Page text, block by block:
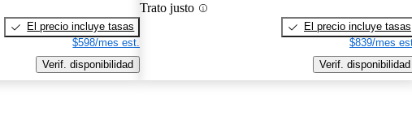
El precio incluye tasas
$598/mes est.
Verif. disponibilidad
Trato justo
El precio incluye tasas
$839/mes
Verif. disponibilidad